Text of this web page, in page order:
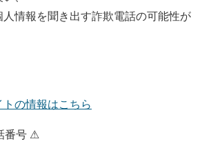
情報を聞き出す詐欺電話の可能性が
の情報はこちら
番号 ⚠